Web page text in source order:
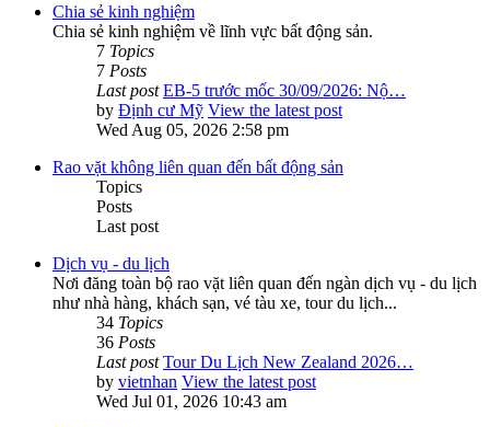
Chia sẻ kinh nghiệm
Chia sẻ kinh nghiệm về lĩnh vực bất động sản.
7 Topics
7 Posts
Last post EB-5 trước mốc 30/09/2026: Nộ…
by Định cư Mỹ View the latest post
Wed Aug 05, 2026 2:58 pm
Rao vặt không liên quan đến bất động sản
Topics
Posts
Last post
Dịch vụ - du lịch
Nơi đăng toàn bộ rao vặt liên quan đến ngàn dịch vụ - du lịch
như nhà hàng, khách sạn, vé tàu xe, tour du lịch...
34 Topics
36 Posts
Last post Tour Du Lịch New Zealand 2026…
by vietnhan View the latest post
Wed Jul 01, 2026 10:43 am